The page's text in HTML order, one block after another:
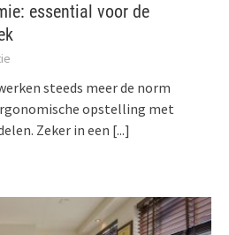
essential voor de
steeds meer de norm
opstelling met
Zeker in een [...]